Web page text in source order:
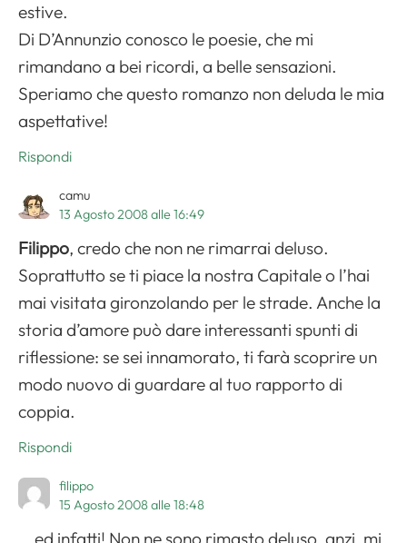
estive.
Di D’Annunzio conosco le poesie, che mi
rimandano a bei ricordi, a belle sensazioni.
Speriamo che questo romanzo non deluda le mia
aspettative!
Rispondi
camu
13 Agosto 2008 alle 16:49
Filippo, credo che non ne rimarrai deluso.
Soprattutto se ti piace la nostra Capitale o l’hai
mai visitata gironzolando per le strade. Anche la
storia d’amore può dare interessanti spunti di
riflessione: se sei innamorato, ti farà scoprire un
modo nuovo di guardare al tuo rapporto di
coppia.
Rispondi
filippo
15 Agosto 2008 alle 18:48
… ed infatti! Non ne sono rimasto deluso, anzi, mi